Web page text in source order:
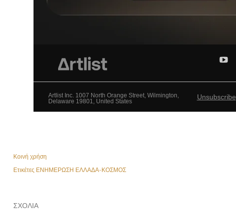
Artlist Inc. 1007 North Orange Street, Wilmington,
Delaware 19801, United States
Unsubscribe
Κοινή χρήση
Ετικέτες ΕΝΗΜΕΡΩΣΗ ΕΛΛΑΔΑ-ΚΟΣΜΟΣ
ΣΧΌΛΙΑ